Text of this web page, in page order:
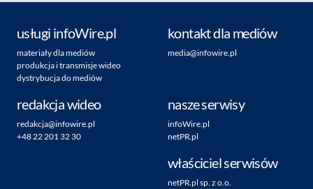
usługi infoWire.pl
materiały dla mediów
produkcja i transmisje wideo
dystrybucja do mediów
kontakt dla mediów
media@infowire.pl
redakcja wideo
redakcja@infowire.pl
+48 22 201 32 30
nasze serwisy
infoWire.pl
netPR.pl
właściciel serwisów
netPR.pl sp. z o.o.